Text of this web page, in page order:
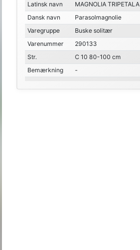
Latinsk navn
MAGNOLIA TRIPETALA
Dansk navn
Parasolmagnolie
Varegruppe
Buske solitær
Varenummer
290133
Str.
C 10 80-100 cm
Bemærkning
-